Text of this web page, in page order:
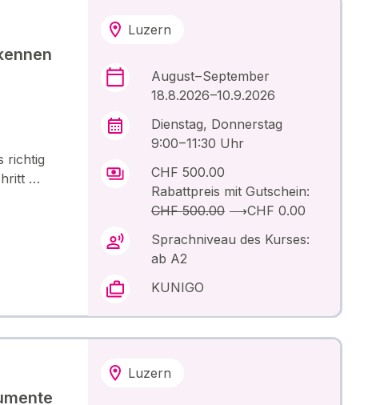
richtig
…
Luzern
August – September
18.8.2026 –10.9.2026
Dienstag, Donnerstag
9:00 – 11:30 Uhr
CHF 500.00
Rabattpreis mit Gutschein:
CHF 500.00 ⟶CHF 0.00
Sprachniveau des Kurses:
ab A2
KUNIGO
Luzern